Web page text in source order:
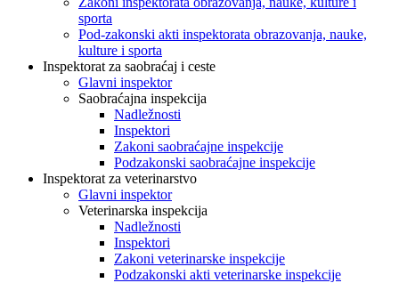
sporta
Pod-zakonski akti inspektorata obrazovanja, nauke,
kulture i sporta
Inspektorat za saobraćaj i ceste
Glavni inspektor
Saobraćajna inspekcija
Nadležnosti
Inspektori
Zakoni saobraćajne inspekcije
Podzakonski saobraćajne inspekcije
Inspektorat za veterinarstvo
Glavni inspektor
Veterinarska inspekcija
Nadležnosti
Inspektori
Zakoni veterinarske inspekcije
Podzakonski akti veterinarske inspekcije